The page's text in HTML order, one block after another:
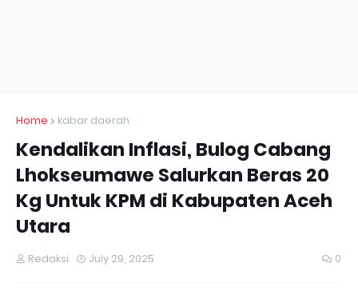
Home kabar daerah
Kendalikan Inflasi, Bulog Cabang
Lhokseumawe Salurkan Beras 20
Kg Untuk KPM di Kabupaten Aceh
Utara
Redaksi July 29, 2025 0